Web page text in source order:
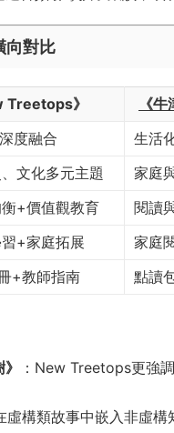
向對比
Treetops》 《
度融合 生活
文化多元主題 家庭
+價值觀教育 閱讀
+家庭拓展 家庭
+教師指南 點讀
：New Treetops更強調
虛構類故事中嵌入非虛